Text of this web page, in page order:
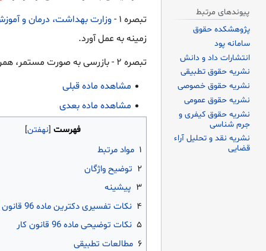
‌تبصره ۱ -
وزارت بهداشت، درمان و
زمینه به عمل آورد.
‌تبصره ۲ - بازرسی به صورت مستمر، همراه با تذکر اشکالات و معایب و نواقص و در صورت لزوم تقاضای تعقیب متخلفان در مراجع صالح انجام‌ می‌گیرد.
مشاهده ماده قبلی
مشاهده ماده بعدی
فهرست
۱ مواد مرتبط
۲ توضیح واژگان
۳ پیشینه
۴ نکات تفسیری دکترین ماده 96 قانون کار
۵ نکات توضیحی ماده 96 قانون کار
۶ مطالعات تطبیقی
پیوندهای مرتبط
پژوهشکده حقوق
سامانه پود
انتشارات داد و دانش
نشریه حقوق تطبیقی
نشریه حقوق خصوصی
نشریه حقوق عمومی
نشریه حقوق کیفری و
جرم شناسی
نشریه نقد و تحلیل آراء
قضایی